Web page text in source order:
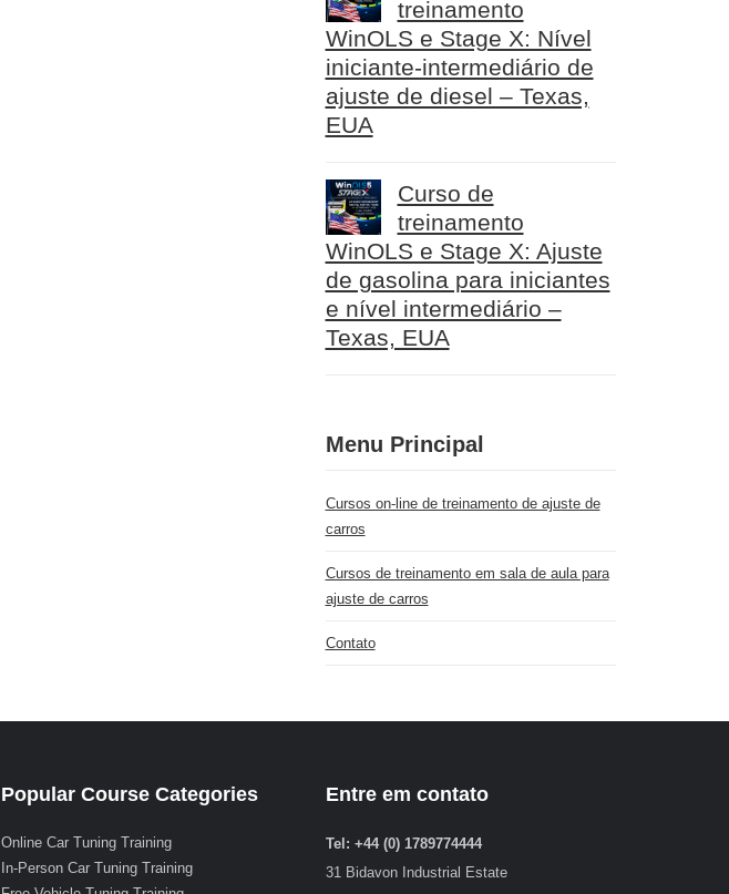
treinamento
WinOLS e Stage X: Nível
iniciante-intermediário de
ajuste de diesel – Texas,
EUA
Curso de
treinamento
WinOLS e Stage X: Ajuste
de gasolina para iniciantes
e nível intermediário –
Texas, EUA
Menu Principal
Cursos on-line de treinamento de ajuste de
carros
Cursos de treinamento em sala de aula para
ajuste de carros
Contato
Popular Course Categories
Online Car Tuning Training
In-Person Car Tuning Training
Entre em contato
Tel: +44 (0) 1789774444
31 Bidavon Industrial Estate